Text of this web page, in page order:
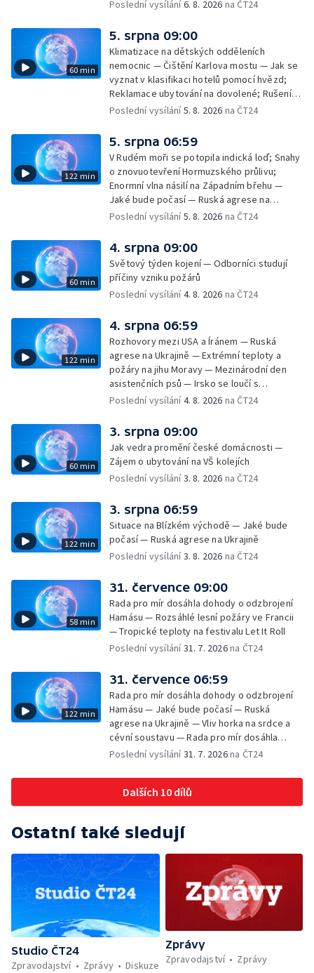
rakovinu prsu
Poslední vysílání6. 8. 2026 na ČT24
60 min
5. srpna 09:00
Klimatizace na dětských odděleních
nemocnic — Čištění Karlova mostu — Jak se
vyznat v klasifikaci hotelů pomocí hvězd;
Reklamace ubytování na dovolené; Rušení
dovolené kvůli přírodním živlům; Práva
na dovolené v zahraničí; Platby a výběry na
dovolené v zahraničí — Těžba léčivé rašeliny
u Malé Morávky
Poslední vysílání5. 8. 2026 na ČT24
122 min
5. srpna 06:59
V Rudém moři se potopila indická loď; Snahy
o znovuotevření Hormuzského průlivu;
Enormní vlna násilí na Západním břehu —
Jaké bude počasí — Ruská agrese na
Ukrajině — Vliv veder na lidské orgány — Při
— Třem obcím na Brněnsku dočasně došla
pitná voda — SP v orientačním běhu v Česku
— Horko a požáry sužují Evropu — Rybářský
příměstský tábor
Poslední vysílání5. 8. 2026 na ČT24
60 min
4. srpna 09:00
Světový týden kojení — Odborníci studují
příčiny vzniku požárů
Poslední vysílání4. 8. 2026 na ČT24
122 min
4. srpna 06:59
Rozhovory mezi USA a Íránem — Ruská
agrese na Ukrajině — Extrémní teploty a
požáry na jihu Moravy — Mezinárodní den
asistenčních psů — Irsko se loučí s
hudebníkem Glenem Hansardem
Poslední vysílání4. 8. 2026 na ČT24
60 min
3. srpna 09:00
Jak vedra promění české domácnosti —
Zájem o ubytování na VŠ kolejích
Poslední vysílání3. 8. 2026 na ČT24
122 min
3. srpna 06:59
Situace na Blízkém východě — Jaké bude
počasí — Ruská agrese na Ukrajině
Poslední vysílání3. 8. 2026 na ČT24
58 min
31. července 09:00
Rada pro mír dosáhla dohody o odzbrojení
Hamásu — Rozsáhlé lesní požáry ve Francii
— Tropické teploty na festivalu Let It Roll
Poslední vysílání31. 7. 2026na ČT24
122 min
31. července 06:59
Rada pro mír dosáhla dohody o odzbrojení
Hamásu — Jaké bude počasí — Ruská
agrese na Ukrajině — Vliv horka na srdce a
cévní soustavu — Rada pro mír dosáhla
dohody o odzbrojení Hamásu — Dokument
začíná výplata superdávky — Tropické
teploty zatěžují i volně žijící zvířata
Poslední vysílání31. 7. 2026na ČT24
Dalších 10 dílů
Ostatní také sledují
Studio ČT24
Zpravodajství
Zprávy Diskuze
Zprávy
Zpravodajství
Zprávy